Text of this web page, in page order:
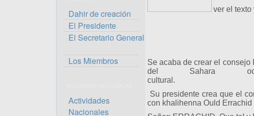
Dahir de creación
El Presidente
El Secretario General
Los Miembros
Actividades
Nacionales
ver el texto
Se acaba de crear el
del Sahara
Su presidente crea que el
con khalihenna Ould